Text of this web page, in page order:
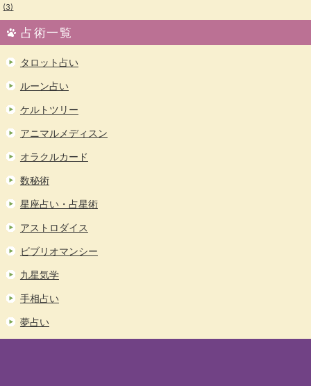
(3)
占術一覧
タロット占い
ルーン占い
ケルトツリー
アニマルメディスン
オラクルカード
数秘術
星座占い・占星術
アストロダイス
ビブリオマンシー
九星気学
手相占い
夢占い